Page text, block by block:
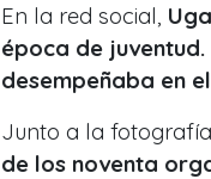
En la red social,
época de
desempeñaba en
Junto a la
de los noventa